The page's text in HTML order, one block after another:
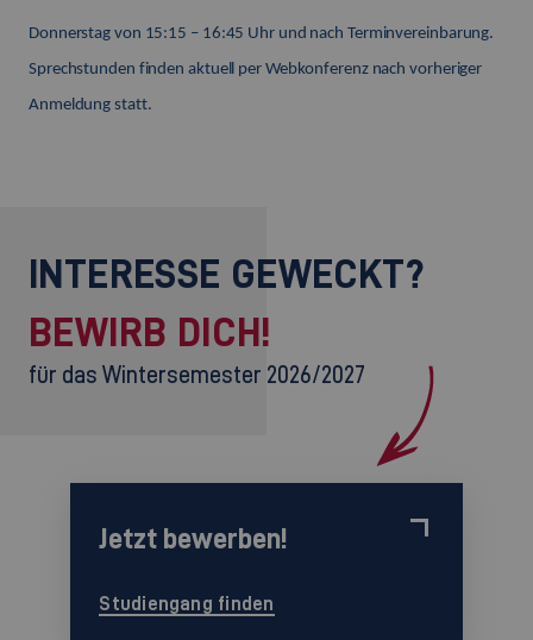
Donnerstag von 15:15 – 16:45 Uhr und nach Terminvereinbarung.
Sprechstunden finden aktuell per Webkonferenz nach vorheriger
Anmeldung statt.
INTERESSE GEWECKT?
BEWIRB DICH!
für das Wintersemester 2026/2027
Jetzt bewerben!
Studiengang finden